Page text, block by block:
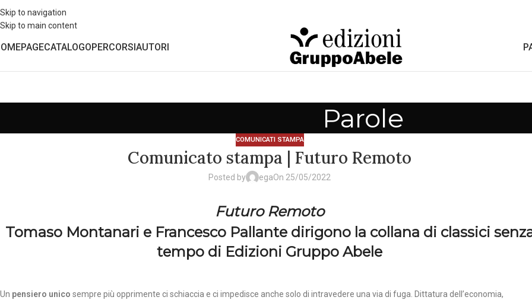
Skip to navigation
Skip to main content
CATALOGOPERCORSIAUTORI
Parole
COMUNICATI STAMPA
Comunicato stampa | Futuro Remoto
Posted by egaOn 25/05/2022
Futuro Remoto
Tomaso Montanari e Francesco Pallante dirigono la collana di classici
tempo di Edizioni Gruppo Abele
Un pensiero unico sempre più opprimente ci schiaccia e ci impedisce anche solo di intravedere una via di fuga. Dittatura dell’economia,